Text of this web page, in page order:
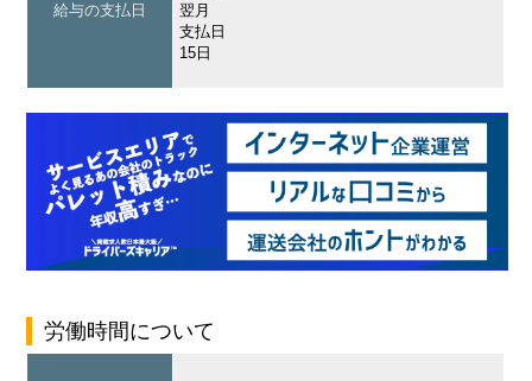
給与の支払日
翌月
支払日
15日
労働時間について